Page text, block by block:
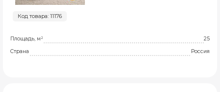
Код товара: 11176
Площадь, м²
25
Страна
Россия